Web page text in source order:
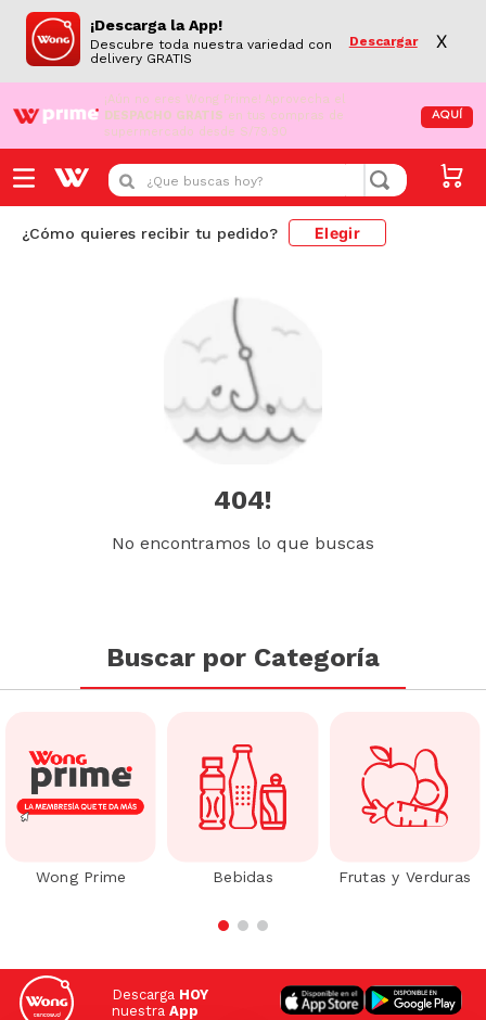
¡Descarga la App!
Descubre toda nuestra variedad con
delivery GRATIS
Descargar X
¡Aún no eres Wong Prime! Aprovecha el
DESPACHO GRATIS en tus compras de
supermercado desde S/79.90
AQUÍ
¿Que buscas hoy?
¿Cómo quieres recibir tu pedido? Elegir
404!
No encontramos lo que buscas
Buscar por Categoría
Wong Prime Bebidas Frutas y Verduras
Descarga HOY
nuestra App